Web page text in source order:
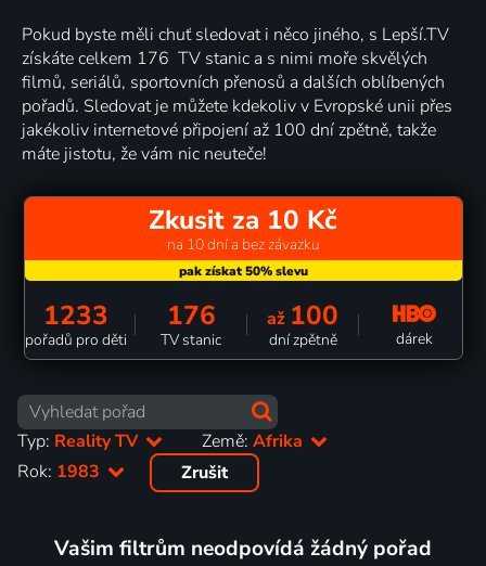
Pokud byste měli chuť sledovat i něco jiného, s Lepší.TV
získáte celkem 176 TV stanic a s nimi moře skvělých
filmů, seriálů, sportovních přenosů a dalších oblíbených
pořadů. Sledovat je můžete kdekoliv v Evropské unii přes
jakékoliv internetové připojení až 100 dní zpětně, takže
máte jistotu, že vám nic neuteče!
Zkusit za 10 Kč
na 10 dní a bez závazku
1233
pořadů pro děti
176
TV stanic
až 100
dní zpětně dárek
Typ: Reality TV Země:Afrika
Rok: 1983 Zrušit
Vašim filtrům neodpovídá žádný pořad